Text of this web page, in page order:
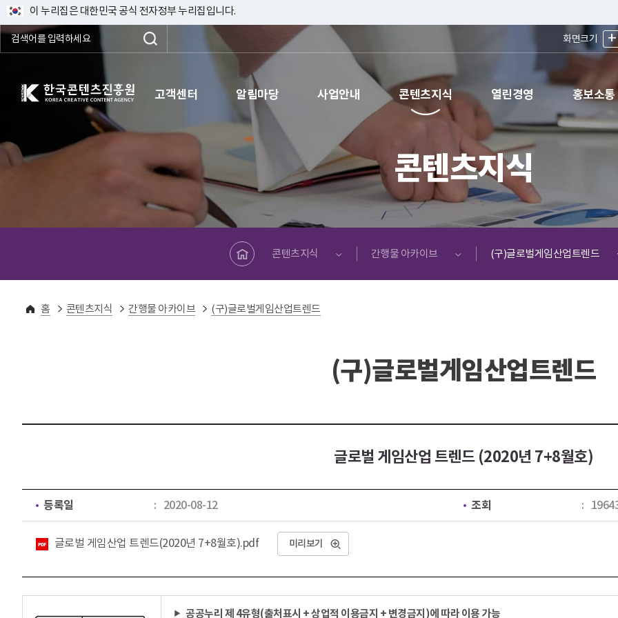
이 누리집은 대한민국 공식 전자정부 누리집입니다.
화면크기 +
한국콘텐츠진흥원 KOREA CREATIVE CONTENT AGENCY 고객센터 알림마당 사업안내 콘텐츠지식 열린경영 홍보소통
콘텐츠지식
메인페이지로 바로가기
콘텐츠지식
간행물 아카이브 (구)글로벌게임산업트렌드
홈 콘텐츠지식 간행물 아카이브 (구)글로벌게임산업트렌드
(구)글로벌게임산업트렌드
글로벌 게임산업 트렌드 (2020년 7+8월호)
등록일 2020-08-12 조회
글로벌 게임산업 트렌드(2020년 7+8월호).pdf
미리보기
공공누리 제 4유형(출처표시 + 상업적 이용금지 + 변경금지)에 따라 이용 가능